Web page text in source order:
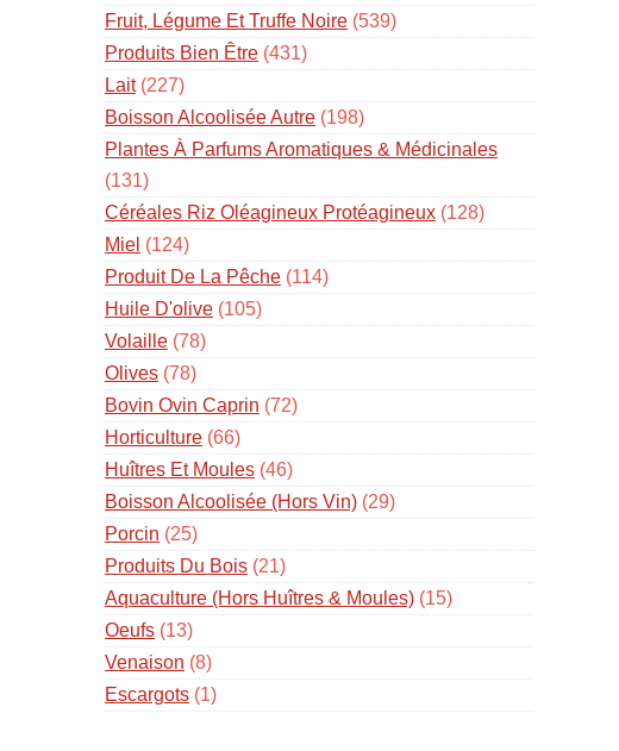
Fruit, Légume Et Truffe Noire (539)
Produits Bien Être (431)
Lait(227)
Boisson Alcoolisée Autre (198)
Plantes À Parfums Aromatiques & Médicinales
(131)
Céréales Riz Oléagineux Protéagineux (128)
Miel (124)
Produit De La Pêche (114)
Huile D'olive (105)
Volaille (78)
Olives (78)
Bovin Ovin Caprin (72)
Horticulture (66)
Huîtres Et Moules (46)
Boisson Alcoolisée (hors Vin) (29)
Porcin (25)
Produits Du Bois (21)
Aquaculture (hors Huîtres & Moules) (15)
Oeufs (13)
Venaison (8)
Escargots (1)